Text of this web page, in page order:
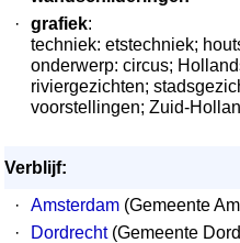
·
grafiek:
techniek: etstechniek;
onderwerp: circus;
riviergezichten;
voorstellingen; Zuid-
Verblijf:
·
Amsterdam (Gemeente
·
Dordrecht(Gemeente